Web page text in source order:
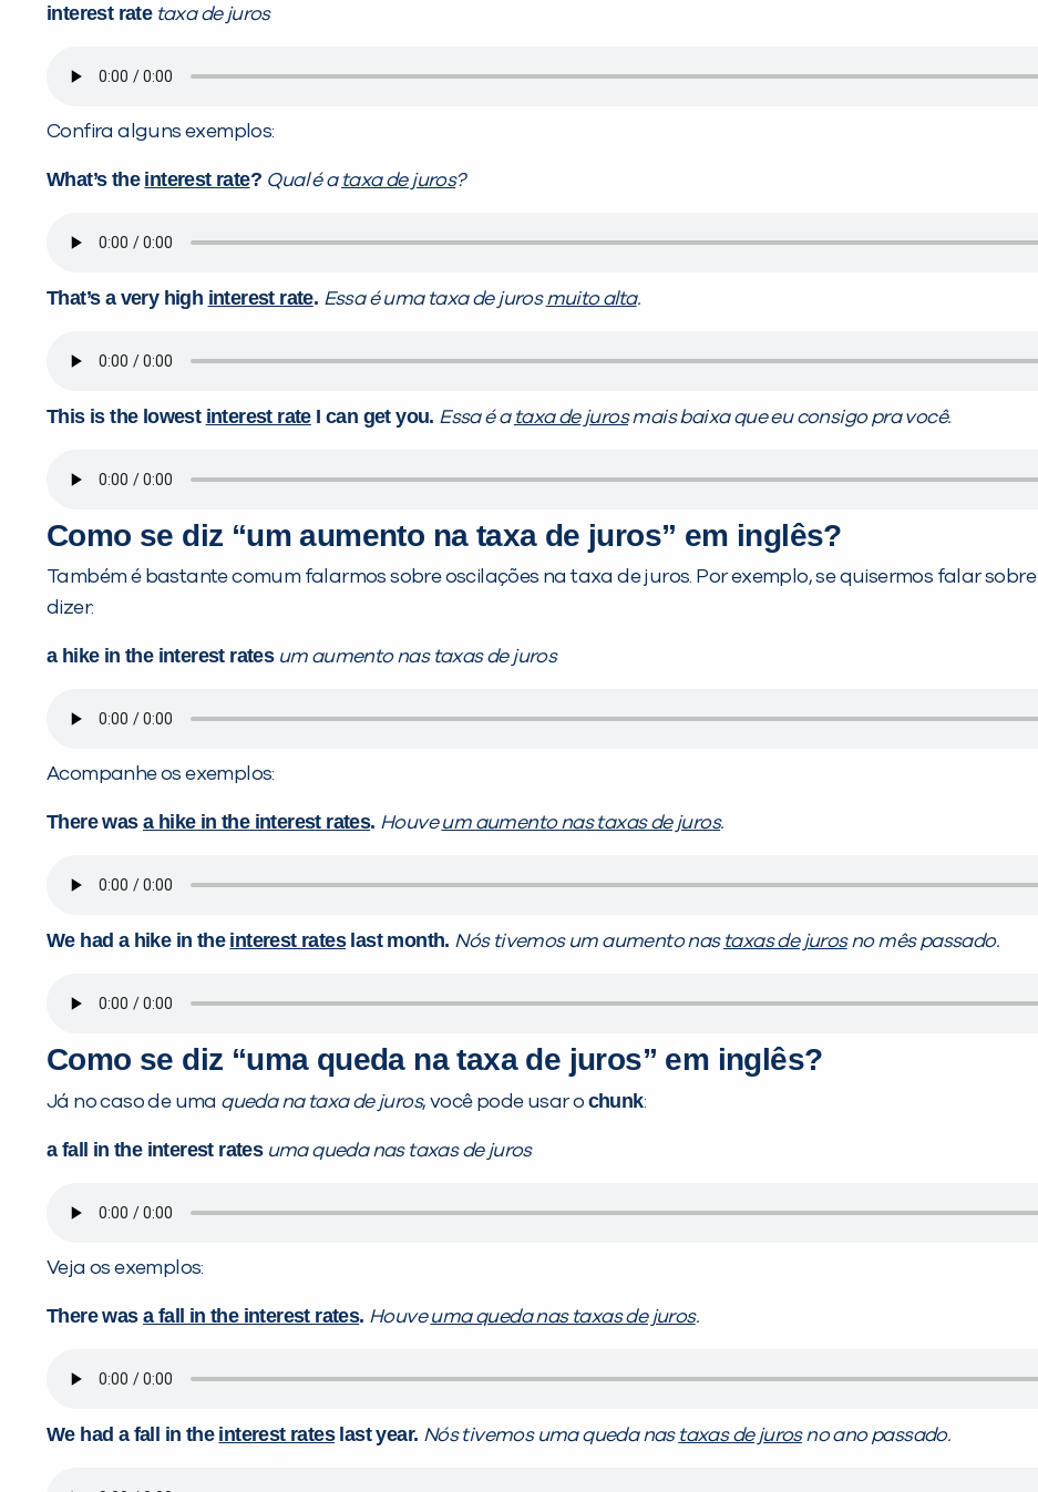
interest rate taxa de juros
Confira alguns exemplos:
What’s the interest rate? Qual é a taxa de juros?
That’s a very high interest rate. Essa é uma taxa de jurosmuito alta.
This is the lowest interest rateI can get you. Essa é a taxa de jurosmais baixa que eu consigo pra você.
Como se diz “um aumento na taxa de juros” em inglês?
Também é bastante comum falarmos sobre oscilações na taxa de juros. Por exemplo, se quisermos falar
dizer:
a hike in the interest rates um aumento nas taxas de juros
Acompanhe os exemplos:
There wasa hike in the interest rates. Houve um aumento nas taxas de juros.
We had a hike in the interest rateslast month. Nós tivemos um aumento nas taxas de jurosno mês passado.
Como se diz “uma queda na taxa de juros” em inglês?
Já no caso de uma queda na taxa de juros, você pode usar o chunk:
a fall in the interest rates uma queda nas taxas de juros
Veja os exemplos:
There wasa fall in the interest rates. Houve uma queda nas taxas de juros.
We had a fall in the interest rateslast year. Nós tivemos uma queda nas taxas de jurosno ano passado.